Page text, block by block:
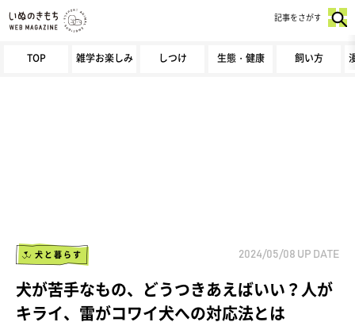
TOP 雑学お楽しみ しつけ 生態・健康 飼い方
記事をさがす
犬と暮らす 2024/05/08 UP DATE
犬が苦手なもの、どうつきあえばいい？人が
キライ、雷がコワイ犬への対応法とは